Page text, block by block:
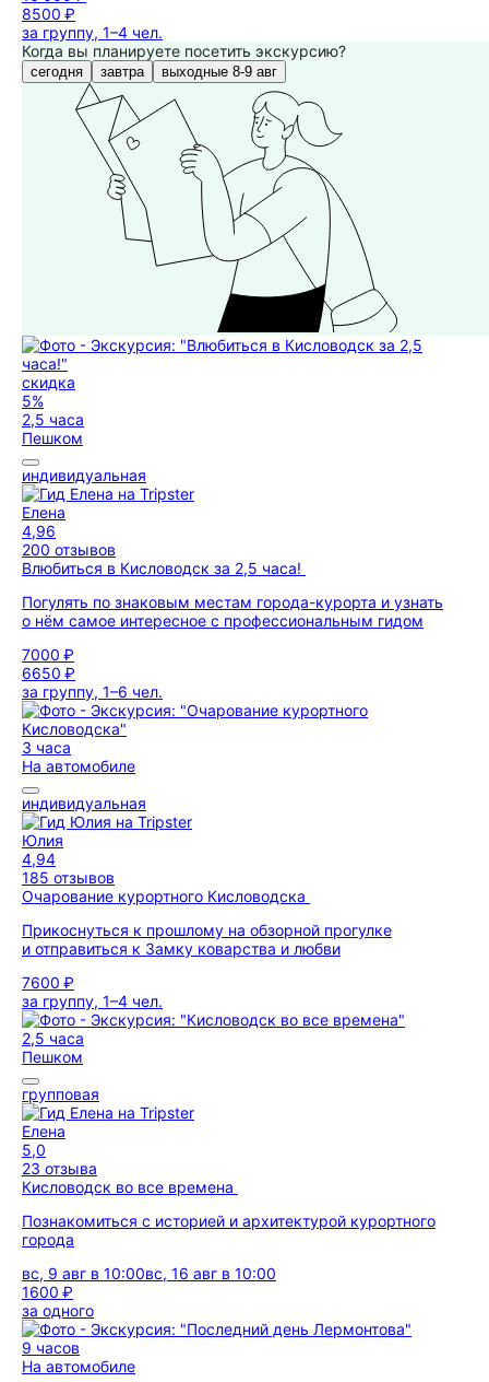
8500 ₽
за группу, 1–4 чел.
Когда вы планируете посетить экскурсию?
сегодня завтра выходные 8-9 авг
скидка
5%
2,5 часа
Пешком
индивидуальная
Елена
4,96
200 отзывов
Влюбиться в Кисловодск за 2,5 часа!
Погулять по знаковым местам города-курорта и узнать
о нём самое интересное с профессиональным гидом
7000 ₽
6650 ₽
за группу, 1–6 чел.
3 часа
На автомобиле
индивидуальная
Юлия
4,94
185 отзывов
Очарование курортного Кисловодска
Прикоснуться к прошлому на обзорной прогулке
и отправиться к Замку коварства и любви
7600 ₽
за группу, 1–4 чел.
2,5 часа
Пешком
групповая
Елена
5,0
23 отзыва
Кисловодск во все времена
Познакомиться с историей и архитектурой курортного
города
вс, 9 авг в 10:00вс, 16 авг в 10:00
1600 ₽
за одного
9 часов
На автомобиле